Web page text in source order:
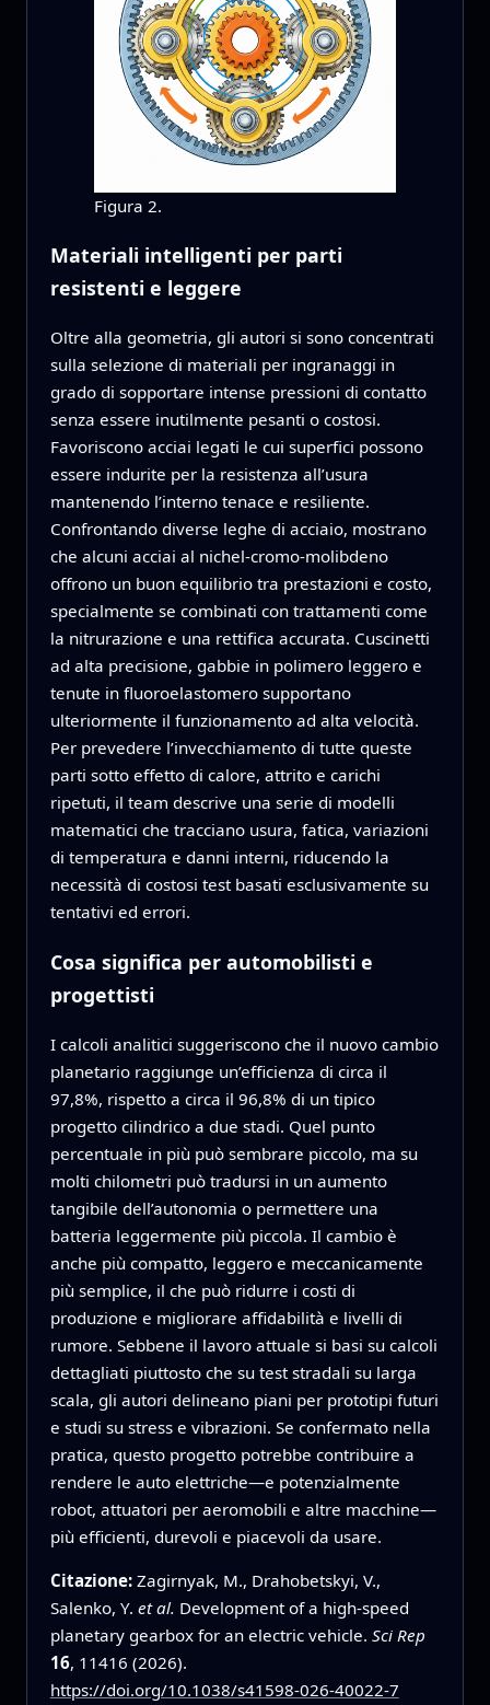
Figura 2.
Materiali intelligenti per parti
resistenti e leggere
Oltre alla geometria, gli autori si sono concentrati
sulla selezione di materiali per ingranaggi in
grado di sopportare intense pressioni di contatto
senza essere inutilmente pesanti o costosi.
Favoriscono acciai legati le cui superfici possono
essere indurite per la resistenza all’usura
mantenendo l’interno tenace e resiliente.
Confrontando diverse leghe di acciaio, mostrano
che alcuni acciai al nichel-cromo-molibdeno
offrono un buon equilibrio tra prestazioni e costo,
specialmente se combinati con trattamenti come
la nitrurazione e una rettifica accurata. Cuscinetti
ad alta precisione, gabbie in polimero leggero e
tenute in fluoroelastomero supportano
ulteriormente il funzionamento ad alta velocità.
Per prevedere l’invecchiamento di tutte queste
parti sotto effetto di calore, attrito e carichi
ripetuti, il team descrive una serie di modelli
matematici che tracciano usura, fatica, variazioni
di temperatura e danni interni, riducendo la
necessità di costosi test basati esclusivamente su
tentativi ed errori.
Cosa significa per automobilisti e
progettisti
I calcoli analitici suggeriscono che il nuovo cambio
planetario raggiunge un’efficienza di circa il
97,8%, rispetto a circa il 96,8% di un tipico
progetto cilindrico a due stadi. Quel punto
percentuale in più può sembrare piccolo, ma su
molti chilometri può tradursi in un aumento
tangibile dell’autonomia o permettere una
batteria leggermente più piccola. Il cambio è
anche più compatto, leggero e meccanicamente
più semplice, il che può ridurre i costi di
produzione e migliorare affidabilità e livelli di
rumore. Sebbene il lavoro attuale si basi su calcoli
dettagliati piuttosto che su test stradali su larga
scala, gli autori delineano piani per prototipi futuri
e studi su stress e vibrazioni. Se confermato nella
pratica, questo progetto potrebbe contribuire a
rendere le auto elettriche—e potenzialmente
robot, attuatori per aeromobili e altre macchine—
più efficienti, durevoli e piacevoli da usare.
Citazione: Zagirnyak, M., Drahobetskyi, V.,
Salenko, Y. et al. Development of a high-speed
planetary gearbox for an electric vehicle. Sci Rep
16, 11416 (2026).
https://doi.org/10.1038/s41598-026-40022-7